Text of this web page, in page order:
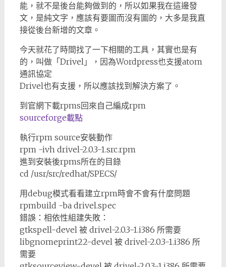
能，就不是後台能夠做到的，所以如果我在這邊發
文，是純文字，應該有要圖而沒有圖的，大多是我直
接從後台新增的文章。
今天就花了時間找了一下相關的工具，其實也是有
的，叫做「Drivel」，因為Wordpress也支援atom
通訊協定
Drivel也有支援，所以應該找到解決方案了。
到官網下載rpms回來自己編成rpm
sourceforge載點
執行rpm source安裝動作
rpm -ivh drivel-2.0.3-1.src.rpm
進到安裝後rpms所在的目錄
cd /usr/src/redhat/SPECS/
用debug模式看看建立rpm時會不會有什麼問題
rpmbuild -ba drivel.spec
錯誤：相依性組建失敗：
gtkspell-devel 被 drivel-2.0.3-1.i386 所需要
libgnomeprint22-devel 被 drivel-2.0.3-1.i386 所
需要